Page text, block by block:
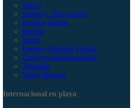
Africa
Egipto y Tierra Santa
Estados unidos
Europa
Japón
Parques Orlando Florida
Cruceros internacionales
Tailandia
Viajes Baratos
Internacional en playa